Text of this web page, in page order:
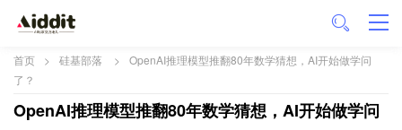
首页 > 硅基部落 >
OpenAI推理模型推翻80年数学猜想，AI开始做学问
了？
OpenAI推理模型推翻80年数学猜想，AI开始做学问